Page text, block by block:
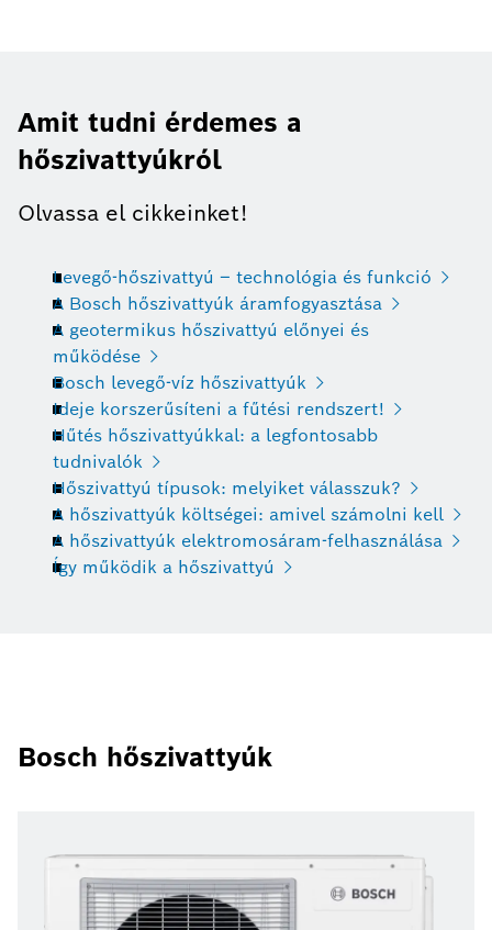
Amit tudni érdemes a
hőszivattyúkról
Olvassa el cikkeinket!
Levegő-hőszivattyú – technológia és funkció
A Bosch hőszivattyúk áramfogyasztása
A geotermikus hőszivattyú előnyei és
működése
Bosch levegő-víz hőszivattyúk
Ideje korszerűsíteni a fűtési rendszert!
Hűtés hőszivattyúkkal: a legfontosabb
tudnivalók
Hőszivattyú típusok: melyiket válasszuk?
A hőszivattyúk költségei: amivel számolni kell
A hőszivattyúk elektromosáram-felhasználása
Így működik a hőszivattyú
Bosch hőszivattyúk